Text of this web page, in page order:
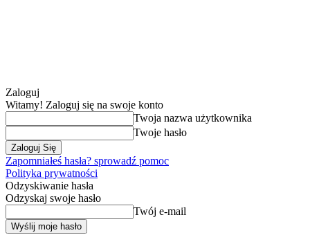
Zaloguj
Witamy! Zaloguj się na swoje konto
Twoja nazwa użytkownika
Twoje hasło
Zapomniałeś hasła? sprowadź pomoc
Polityka prywatności
Odzyskiwanie hasła
Odzyskaj swoje hasło
Twój e-mail